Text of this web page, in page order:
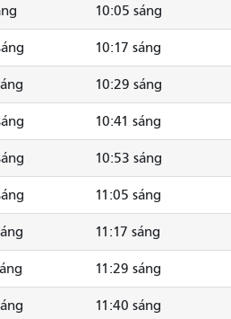
10:05 sáng
10:17 sáng
10:29 sáng
10:41 sáng
10:53 sáng
11:05 sáng
11:17 sáng
11:29 sáng
11:40 sáng